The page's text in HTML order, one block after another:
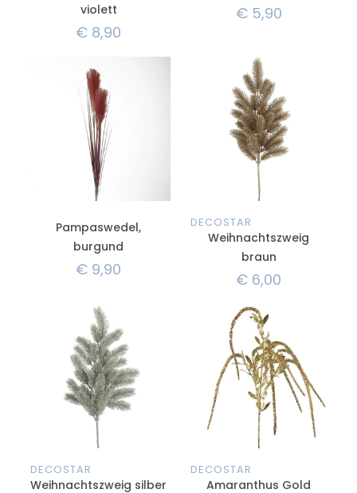
violett
€ 8,90
€5,90
Pampaswedel,
burgund
€ 9,90
DECOSTAR
Weihnachtszweig
braun
€ 6,00
DECOSTAR
Weihnachtszweig silber
DECOSTAR
Amaranthus Gold